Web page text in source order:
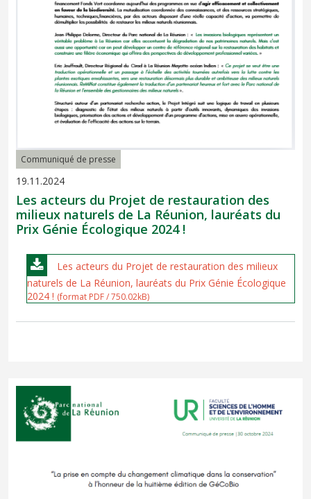
Communiqué de presse
19.11.2024
Les acteurs du Projet de restauration des
milieux naturels de La Réunion, lauréats du
Prix Génie Écologique 2024 !
Les acteurs du Projet de restauration des milieux
naturels de La Réunion, lauréats du Prix Génie Écologique
2024 ! (format PDF / 750.02kB)